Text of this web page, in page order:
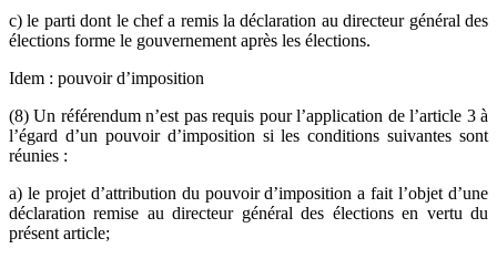
c) le parti dont le chef a remis la déclaration au directeur général des
élections forme le gouvernement après les élections.
Idem : pouvoir d’imposition
(8) Un référendum n’est pas requis pour l’application de l’article 3 à
l’égard d’un pouvoir d’imposition si les conditions suivantes sont
réunies :
a) le projet d’attribution du pouvoir d’imposition a fait l’objet d’une
déclaration remise au directeur général des élections en vertu du
présent article;